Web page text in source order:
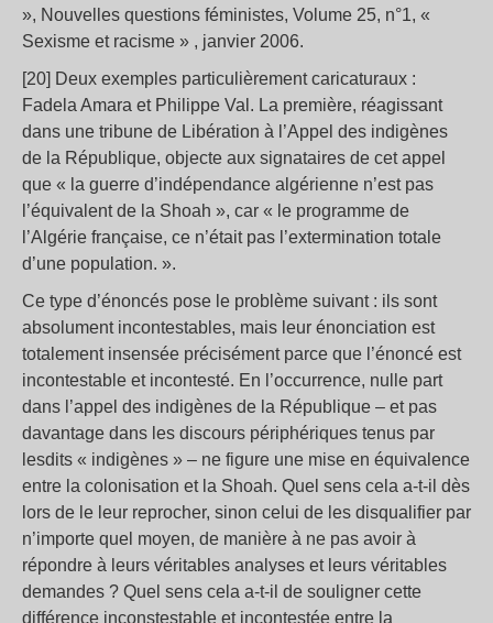
», Nouvelles questions féministes, Volume 25, n°1, «
Sexisme et racisme » , janvier 2006.
[20] Deux exemples particulièrement caricaturaux :
Fadela Amara et Philippe Val. La première, réagissant
dans une tribune de Libération à l’Appel des indigènes
de la République, objecte aux signataires de cet appel
que « la guerre d’indépendance algérienne n’est pas
l’équivalent de la Shoah », car « le programme de
l’Algérie française, ce n’était pas l’extermination totale
d’une population. ».
Ce type d’énoncés pose le problème suivant : ils sont
absolument incontestables, mais leur énonciation est
totalement insensée précisément parce que l’énoncé est
incontestable et incontesté. En l’occurrence, nulle part
dans l’appel des indigènes de la République – et pas
davantage dans les discours périphériques tenus par
lesdits « indigènes » – ne figure une mise en équivalence
entre la colonisation et la Shoah. Quel sens cela a-t-il dès
lors de le leur reprocher, sinon celui de les disqualifier par
n’importe quel moyen, de manière à ne pas avoir à
répondre à leurs véritables analyses et leurs véritables
demandes ? Quel sens cela a-t-il de souligner cette
différence inconstestable et incontestée entre la